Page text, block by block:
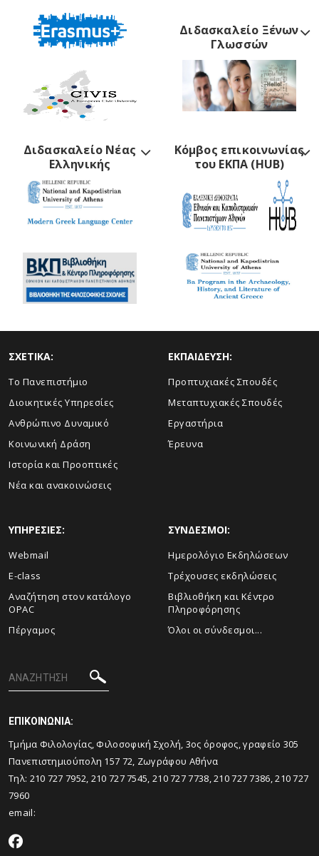
Διδασκαλείο Ξένων
Γλωσσών
Διδασκαλείο Νέας
Ελληνικής
Κόμβος επικοινωνίας
του ΕΚΠΑ (HUB)
ΣΧΕΤΙΚΑ:
Το Πανεπιστήμιο
Διοικητικές Υπηρεσίες
Ανθρώπινο Δυναμικό
Κοινωνική Δράση
Ιστορία και Προοπτικές
Νέα και ανακοινώσεις
ΕΚΠΑΙΔΕΥΣΗ:
Προπτυχιακές Σπουδές
Μεταπτυχιακές Σπουδές
Εργαστήρια
Έρευνα
ΥΠΗΡΕΣΙΕΣ:
Webmail
E-class
Αναζήτηση στον κατάλογο
OPAC
Πέργαμος
ΣΥΝΔΕΣΜΟΙ:
Ημερολόγιο Εκδηλώσεων
Τρέχουσες εκδηλώσεις
Βιβλιοθήκη και Κέντρο
Πληροφόρησης
Όλοι οι σύνδεσμοι...
ΕΠΙΚΟΙΝΩΝΙΑ:
Tμήμα Φιλολογίας, Φιλοσοφική Σχολή, 3ος όροφος, γραφείο 305
Πανεπιστημιούπολη 157 72, Ζωγράφου Αθήνα
Τηλ: 210 727 7952, 210 727 7545, 210 727 7738, 210 727 7386, 210 727
7960
email: